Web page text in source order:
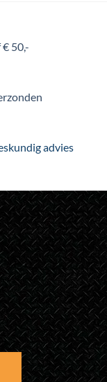
gekozen
de
productpagina
50,-
advies